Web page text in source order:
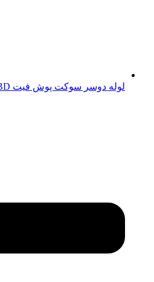
لوله دوسر سوکت پوش فیت BD